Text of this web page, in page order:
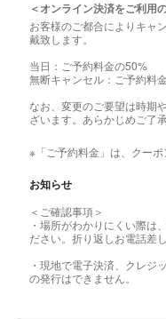
＜オンライン決済をご利用
お客様のご都合によりキャ
戴致します。
当日：ご予約料金の50%
無断キャンセル：ご予約料
なお、変更のご要望は時期
ざいます。あらかじめご了承
※「ご予約料金」は、クーポ
お知らせ
＜ご確認事項＞
・場所がわかりにくい際は
ださい。折り返しお電話差し
・現地で電子決済、クレジ
の発行はできません。